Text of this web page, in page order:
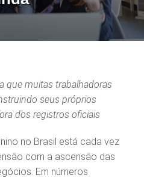
que muitas trabalhadoras
seus próprios
dos registros oficiais
no Brasil está cada vez
com a ascensão das
Em números